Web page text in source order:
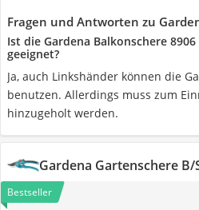
Fragen und Antworten zu
Ist die Gardena Balkonschere
geeignet?
Ja, auch Linkshänder können die
benutzen. Allerdings muss zum
hinzugeholt werden.
Gardena Gartenschere B/
Bestseller